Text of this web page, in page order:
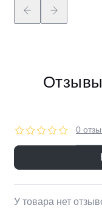
0
У товара нет